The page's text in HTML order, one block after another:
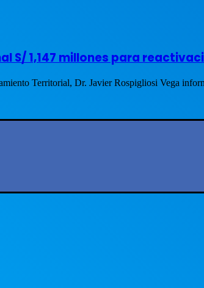
S/ 1,147 millones para
Territorial, Dr. Javier Rospigliosi Vega